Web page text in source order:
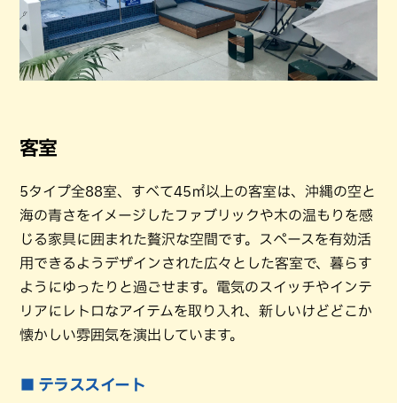
客室
5タイプ全88室、すべて45㎡以上の客室は、沖縄の空と
海の青さをイメージしたファブリックや木の温もりを感
じる家具に囲まれた贅沢な空間です。スペースを有効活
用できるようデザインされた広々とした客室で、暮らす
ようにゆったりと過ごせます。電気のスイッチやインテ
リアにレトロなアイテムを取り入れ、新しいけどどこか
懐かしい雰囲気を演出しています。
■ テラススイート